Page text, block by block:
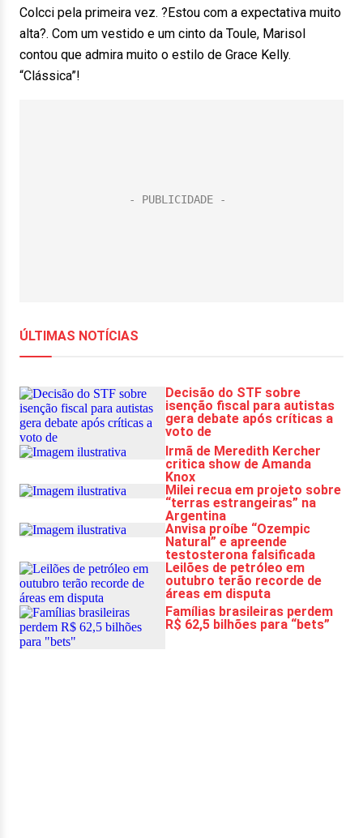
Colcci pela primeira vez. ?Estou com a expectativa muito
alta?. Com um vestido e um cinto da Toule, Marisol
contou que admira muito o estilo de Grace Kelly.
“Clássica”!